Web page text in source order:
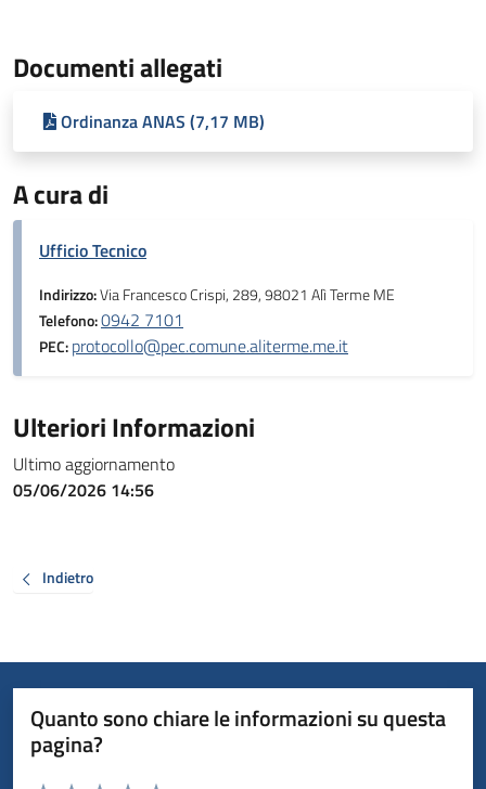
Documenti allegati
Ordinanza ANAS (7,17 MB)
A cura di
Ufficio Tecnico
Indirizzo:Via Francesco Crispi, 289, 98021 Alì Terme ME
Telefono:0942 7101
PEC:protocollo@pec.comune.aliterme.me.it
Ulteriori Informazioni
Ultimo aggiornamento
05/06/2026 14:56
Indietro
Quanto sono chiare le informazioni su questa
pagina?